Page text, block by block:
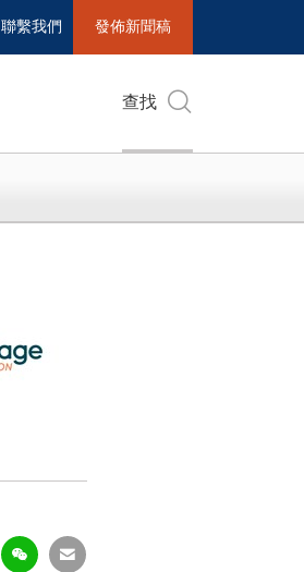
聯繫我們 發佈新聞稿
查找